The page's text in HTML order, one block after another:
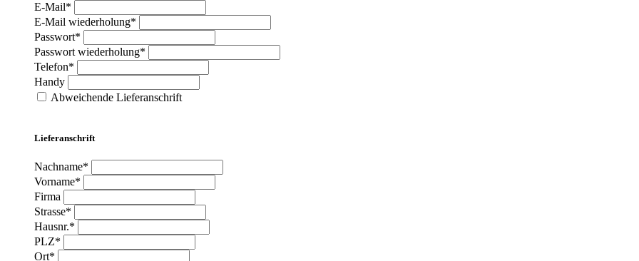
E-Mail*
E-Mail wiederholung*
Passwort*
Passwort wiederholung*
Telefon*
Handy
Abweichende Lieferanschrift
Lieferanschrift
Nachname*
Vorname*
Firma
Strasse*
Hausnr.*
PLZ*
Ort*